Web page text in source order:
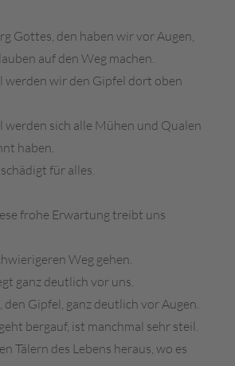
Gottes, den haben wir vor Augen,
auf den Weg machen.
werden wir den Gipfel dort oben
werden sich alle Mühen und Qualen
haben.
für alles.
frohe Erwartung treibt uns
Weg gehen.
ganz deutlich vor uns.
Gipfel, ganz deutlich vor Augen.
bergauf, ist manchmal sehr steil.
Tälern des Lebens heraus, wo es